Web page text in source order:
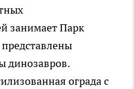
занимает Парк
динозавров.
ограда с